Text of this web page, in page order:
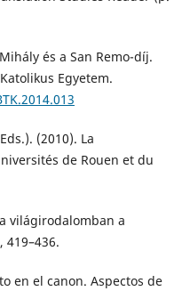
és a San Remo-díj.
Egyetem.
(2010). La
de Rouen et du
világirodalomban a
en el canon. Aspectos de